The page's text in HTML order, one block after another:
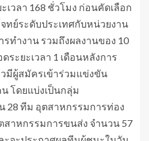
วลา 168 ชั่วโมง ก่อนคัดเลือก
ทย์ระดับประเทศกับหน่วยงาน
ทำงาน รวมถึงผลงานของ 10
ะยะเวลา 1 เดือนหลังการ
มีผู้สมัครเข้าร่วมแข่งขัน
โดยแบ่งเป็นกลุ่ม
28 ทีม อุตสาหกรรมการท่อง
สาหกรรมการขนส่ง จำนวน 57